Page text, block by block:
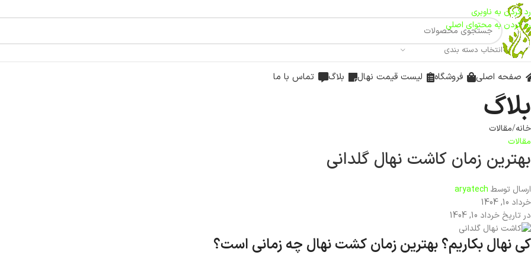
رد کردن به ناوبری
رد کردن به محتوای اصلی
انتخاب دسته بندی
صفحه اصلی فروشگاه لیست قیمت نهال بلاگ تماس با ما
بلاگ
خانه مقالات
مقالات
بهترین زمان کاشت نهال گلدانی
ارسال توسط aryatech
خرداد 10, 1404
در تاریخ خرداد 10, 1404
کی نهال بکاریم؟ بهترین زمان کشت نهال چه زمانی است؟